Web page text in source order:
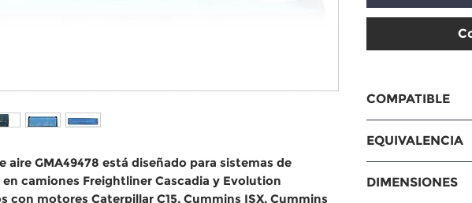
aire GMA49478 está diseñado para sistemas de
camiones Freightliner Cascadia y Evolution
con motores Caterpillar C15, Cummins ISX, Cummins
COMPATIBLE
Caterpillar C15
engine,
X15 engine
EQUIVALENCIA
MANN: C49478
DIMENSIONES